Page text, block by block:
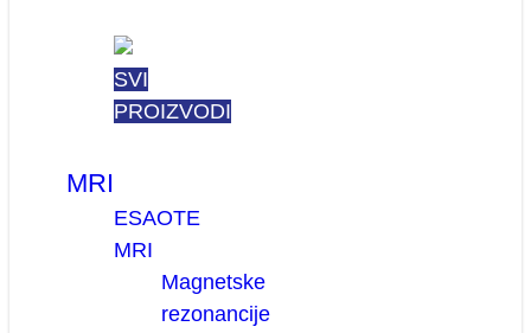
SVI
PROIZVODI
MRI
ESAOTE
MRI
Magnetske
rezonancije